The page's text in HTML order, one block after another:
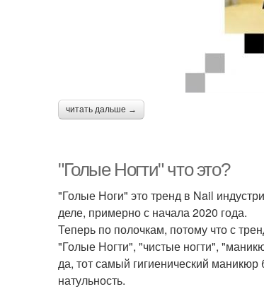
читать дальше →
"Голые Ногти" что это?
"Голые Ноги" это тренд в Nail
деле, примерно с начала 2020 года.
Теперь по полочкам, потому что с
"Голые Ногти", "чистые ногти",
да, тот самый гигиенический маникюр
натульность.